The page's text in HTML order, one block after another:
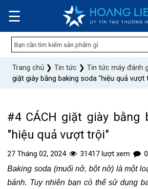
☰
Trang chủ ❯ Tin tức ❯ Tin tức máy đánh
giặt giày bằng baking soda "hiệu quả vượt
#4 CÁCH giặt giày bằng
"hiệu quả vượt trội"
27 Tháng 02, 2024 31417 lượt xem 0
Baking soda (muối nở, bột nở) là một
bánh. Tuy nhiên bạn có thể sử dụng